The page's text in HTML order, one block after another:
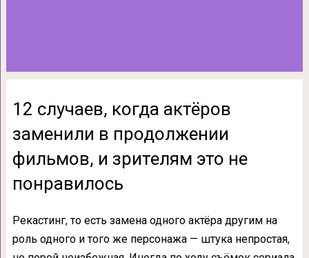
12 случаев, когда актёров
заменили в продолжении
фильмов, и зрителям это не
понравилось
Рекастинг, то есть замена одного актёра другим на
роль одного и того же персонажа — штука непростая,